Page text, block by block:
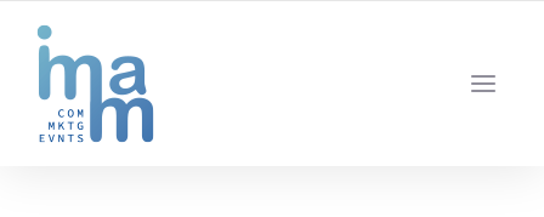
IBIZA · MADRID · BARCELONA